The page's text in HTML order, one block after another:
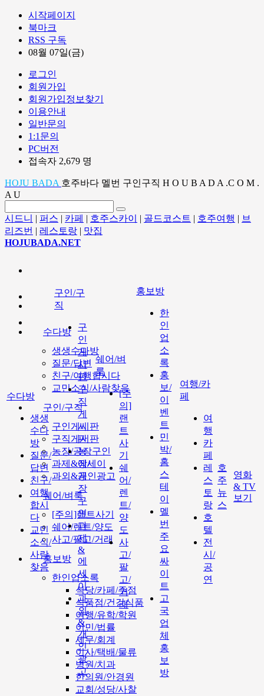
시작페이지
북마크
RSS 구독
08월 07일(금)
로그인
회원가입
회원가입정보찾기
이용안내
일반문의
1:1문의
PC버전
접속자 2,679 명
HOJU BADA 호주바다 멜번 구인구직 H O U B A D A .C O M .
A U
시드니 | 퍼스 | 카페 | 호주스카이 | 골드코스트 | 호주여행 | 브
리즈번 | 레스토랑 | 맛집
HOJUBADA.NET
수다방
생생수다방
질문/답변
친구/여행합시다
교민소식/사람찾음
구인/구직
구인게시판
구직게시판
농장/공장구인
과제&에세이
과외&개인광고
쉐어/벼룩
[주의]랜트사기
쉐어/렌트/양도
사고/팔고/거래
홍보방
한인업소록
식당/카페/주점
식품점/건강식품
여행/유학/학원
이민/법률
세무/회계
이사/택배/물류
병원/치과
한의원/안경원
교회/성당/사찰
수다방
생생
수다
방
질문/
답변
친구/
여행
합시
다
교민
소식/
사람
찾음
구인/구
직
구
인
게
시
판
구
직
게
시
판
농
장/
공
장
구
인
과
제
&
에
세
이
과
외
&
개
인
광
고
쉐어/벼
룩
[주
의]
랜
트
사
기
쉐
어/
렌
트/
양
도
사
고/
팔
고/
거
래
홍보방
한
인
업
소
록
홍
보/
이
벤
트
민
박/
홈
스
테
이
멜
번
주
요
싸
이
트
고
국
업
체
홍
보
방
여행/카
페
여
행
카
페
레
스
토
랑
호
텔
전
시/
공
연
호
주
뉴
스
영화
& TV
보기